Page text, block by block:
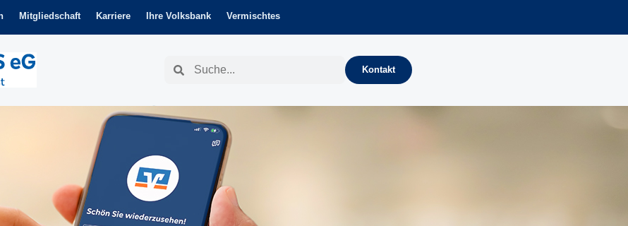
Mitgliedschaft Karriere Ihre Volksbank Vermischtes
SucheSuche Kontakt